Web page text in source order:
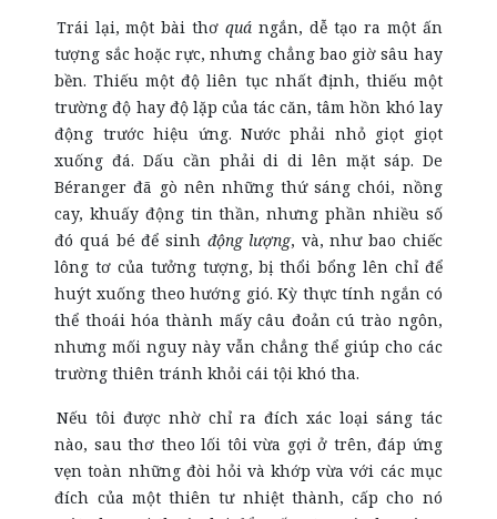
Trái lại, một bài thơquá ngắn, dễ tạo ra một ấn
tượng sắc hoặc rực, nhưng chẳng bao giờ sâu hay
bền. Thiếu một độ liên tục nhất định, thiếu một
trường độ hay độ lặp của tác căn, tâm hồn khó lay
động trước hiệu ứng. Nước phải nhỏ giọt giọt
xuống đá. Dấu cần phải di di lên mặt sáp. De
Béranger đã gò nên những thứ sáng chói, nồng
cay, khuấy động tin thần, nhưng phần nhiều số
đó quá bé để sinh động lượng, và, như bao chiếc
lông tơ của tưởng tượng, bị thổi bổng lên chỉ để
huýt xuống theo hướng gió. Kỳ thực tính ngắn có
thể thoái hóa thành mấy câu đoản cú trào ngôn,
nhưng mối nguy này vẫn chẳng thể giúp cho các
trường thiên tránh khỏi cái tội khó tha.
Nếu tôi được nhờ chỉ ra đích xác loại sáng tác
nào, sau thơ theo lối tôi vừa gợi ở trên, đáp ứng
vẹn toàn những đòi hỏi và khớp vừa với các mục
đích của một thiên tư nhiệt thành, cấp cho nó